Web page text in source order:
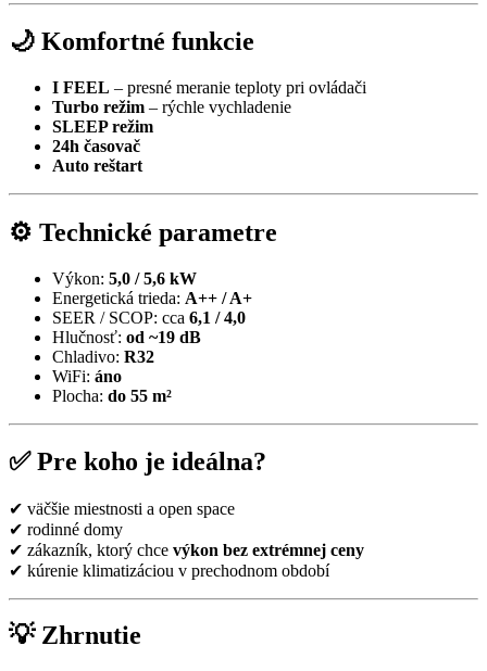
🌙 Komfortné funkcie
I FEEL – presné meranie teploty pri ovládači
Turbo režim – rýchle vychladenie
SLEEP režim
24h časovač
Auto reštart
⚙️ Technické parametre
Výkon: 5,0 / 5,6 kW
Energetická trieda: A++ / A+
SEER / SCOP: cca 6,1 / 4,0
Hlučnosť: od ~19 dB
Chladivo: R32
WiFi: áno
Plocha: do 55 m²
✅ Pre koho je ideálna?
✔ väčšie miestnosti a open space
✔ rodinné domy
✔ zákazník, ktorý chce výkon bez extrémnej ceny
✔ kúrenie klimatizáciou v prechodnom období
💡 Zhrnutie